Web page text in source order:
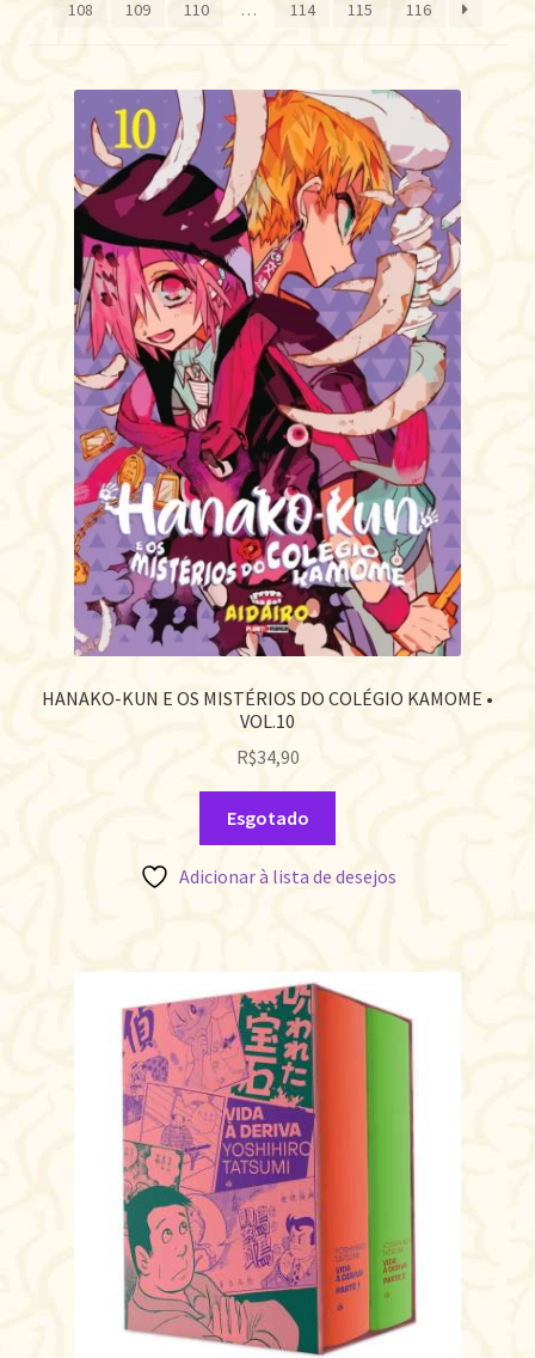
INDEPENDENTES
BLOGÃO DA MONSTRA
Pedidos
Detalhes da conta
108
109 110 … 114 115 116
HANAKO-KUN E OS MISTÉRIOS DO COLÉGIO KAMOME •
VOL.10
R$34,90
Esgotado
Adicionar à lista de desejos